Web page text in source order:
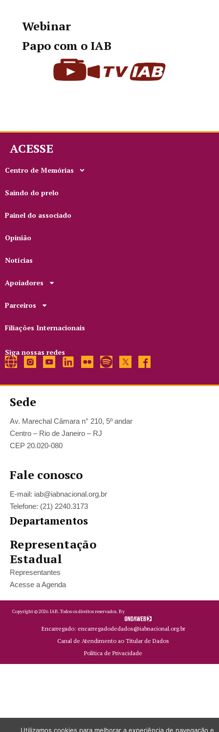
Webinar
Papo com o IAB
ACESSE
Centro de Memórias
Saindo do prelo
Painel do associado
Opinião
Notícias
Apoiadores
Parceiros
Filiações Internacionais
Siga nossas redes
Sede
Av. Marechal Câmara n° 210, 5º andar
Centro – Rio de Janeiro – RJ
CEP 20.020-080
Fale conosco
E-mail: iab@iabnacional.org.br
Telefone: (21) 2240.3173
Departamentos
Representação
Estadual
Representantes
Acesse a Agenda
Copyright ©2026 IAB.Todos os direitos reservados. By
Encarregado: encarregadodedados@iabnacional.org.br
Canal de Atendimento ao Titular de Dados
Política de Privacidade
Utilizamos cookies para melhorar a experiência de navegação e